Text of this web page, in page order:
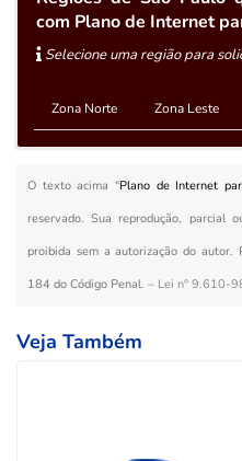
com Plano de Internet
Selecione uma região para
Zona Norte Zona Leste
O texto acima "Plano de Internet
reservado. Sua reprodução, parcial
proibida sem a autorização do
184 do Código Penal. – Lei n° 9.610-
Veja Também